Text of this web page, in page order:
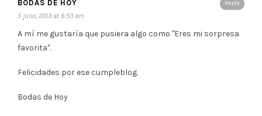
Reply
BODAS DE HOY
5 julio, 2013 at 6:53 am
A mí me gustaría que pusiera algo como "Eres mi sorpresa
favorita".
Felicidades por ese cumpleblog.
Bodas de Hoy